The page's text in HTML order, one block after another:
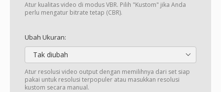
Atur kualitas video di modus VBR. Pilih "Kustom" jika Anda
perlu mengatur bitrate tetap (CBR).
Ubah Ukuran:
Tak diubah
Atur resolusi video output dengan memilihnya dari set siap
pakai untuk resolusi terpopuler atau masukkan resolusi
kustom secara manual.